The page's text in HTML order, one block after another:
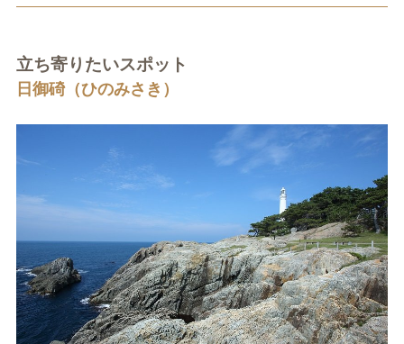
立ち寄りたいスポット
日御碕（ひのみさき）